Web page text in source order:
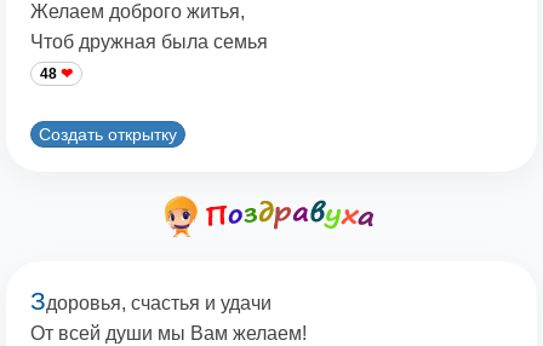
Желаем доброго житья,
Чтоб дружная была семья
48
Создать открытку
Здоровья, счастья и удачи
От всей души мы Вам желаем!